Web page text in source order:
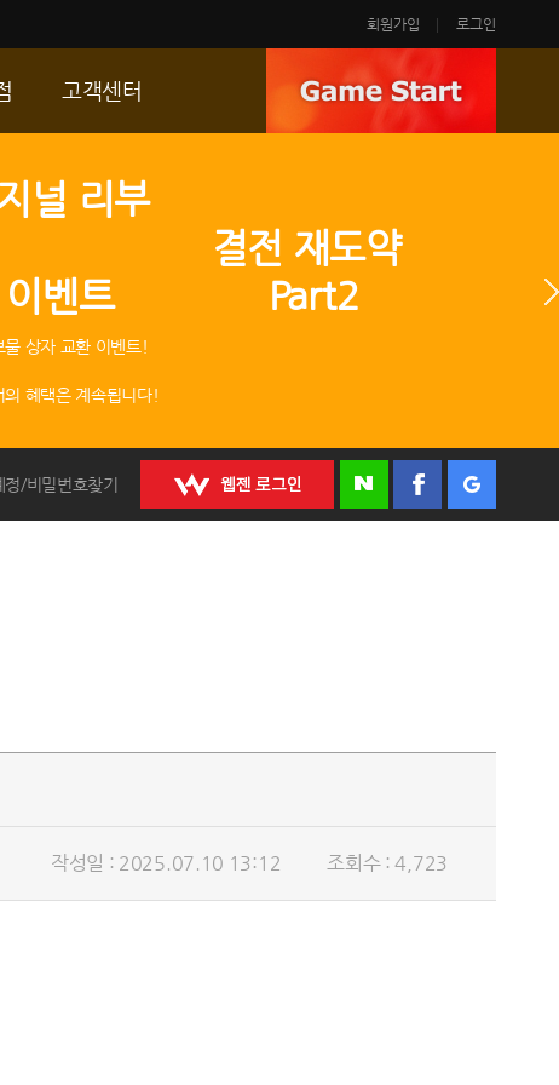
회원가입 로그인
널 리부
결전 재도약
이벤트 Part2
물 상자 교환 이벤트!
의 혜택은 계속됩니다!
정/비밀번호찾기
고객센터
문의/신고
운영정책
작성일 : 2025.07.10 13:12 조회수 : 4,723